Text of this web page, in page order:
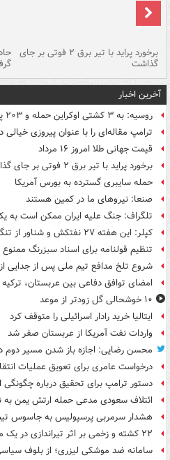
برخورد پراید با تیر برق ۲ فوتی بر جای
گذاشت
آخرین اخبار
روسیه: به ۳ کشتی اوکراین حمله و ۲۰۳ پهپاد را سرنگون کردیم
ترامپ مقاله‌ای را با عنوان پیروزی خیالی
قیمت جهانی طلا امروز ۱۶ مرداد
برخورد پراید با تیر برق ۲ فوتی بر جای گذاشت
حمله سایبری گسترده به بورس آمریکا
صنعا: نیروهای ما در کمین‌ هستند
تلگراف: جنگ علیه ایران ممکن است به
کپلر: این هفته ۲۷ نفتکش و شناور از تنگه هرمز عبور کردند
تنظیم قولنامه برای اسناد سبزرنگ
شروع تلخ مدافع تیم ملی پس از جدایی
امضای توافق دفاعی بین عربستان،
۱۰ خوشحالی گل زودتر از موعد
ایتالیا خرید رادار اسرائیلی را متوقف کرد
واردات نفت آمریکا از عربستان صفر شد
محسن رضایی: اجازه باز شدن مسیر دوم
درخواست عامری برای تعویق عملیات
دستور ترامپ برای تحقیق درباره
ائتلاف سعودی مدعی حمله ارتش یمن به
هشدار سرمربی پرسپولیس به جاسوس
۲۲ کشته و زخمی بر اثر تیراندازی در یک مدرسه در تایلند+ فیلم
سامانه ضد موشکی لیزری؛ از بلوف